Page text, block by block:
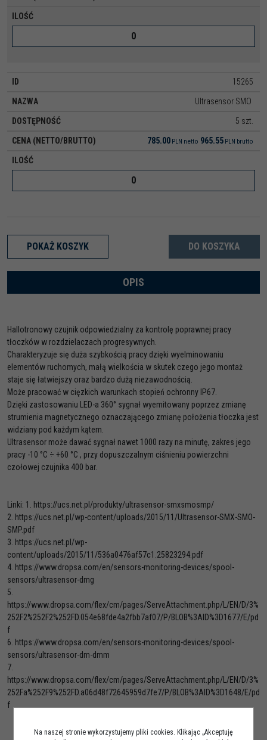
15265
Ultrasensor SMO
5 szt.
785.00 PLN netto 965.55 PLN brutto
POKAŻ KOSZYK DO KOSZYKA
OPIS
Hallotronowy czujnik odpowiedzialny za kontrolę poprawnej pracy
tłoczków w rozdzielaczach progresywnych.
Charakteryzuje się duża szybkością pracy dzięki wyelminowaniu
elementów ruchomych, małą wielkościa w skutek czego jego montaż
staje się łatwiejszy oraz bardzo dużą niezawodnością.
Może pracować w cięzkich warunkach stopień ochronny IP67.
Dzięki zastosowaniu LED-a 360° sygnał wyemitowany poprzez zmianę
strumienia magnetycznego oznaczającego zmianę położenia tłoczka jest
widziany pod każdym kątem.
Ultrasensor może dawać sygnał nawet 1000 razy na minutę, zakres jego
pracy -10 °C ÷ +60 °C , przy dopuszczalnym ciśnieniu powierzchni
czołowej czujnika 400 bar.
Linki: 1. https://ucs.net.pl/produkty/ultrasensor-smxsmosmp/
2. https://ucs.net.pl/wp-content/uploads/2015/11/Ultrasensor-SMX-SMO-
SMP.pdf
3. https://ucs.net.pl/wp-
content/uploads/2015/11/536a0476af57c1.25823294.pdf
4. https://www.dropsa.com/en/sensors-monitoring-devices/spool-
sensors/ultrasensor-dmg
5.
https://www.dropsa.com/flex/cm/pages/ServeAttachment.php/L/EN/D/3%
252F2%252F2%252FD.054e68fde4a2fbb7af07/P/BLOB%3AID%3D1677/E/pd
f
6. https://www.dropsa.com/en/sensors-monitoring-devices/spool-
sensors/ultrasensor-dm-dmm
7.
https://www.dropsa.com/flex/cm/pages/ServeAttachment.php/L/EN/D/3%
252Fa%252F9%252FD.a06d48f72645959d7fe7/P/BLOB%3AID%3D1648/E/pd
f
Na naszej stronie wykorzystujemy pliki cookies. Klikając „Akceptuję